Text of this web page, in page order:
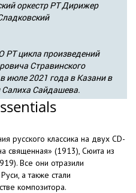
оркестр РТ Дирижер
РТ цикла произведений
Стравинского
июле 2021 года в Казани в
Сайдашева.
русского классика на двух CD-
священная» (1913), Сюита из
Все они отразили
а также стали
композитора.